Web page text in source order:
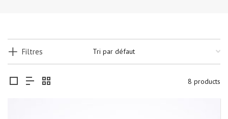
Filtres
8 products